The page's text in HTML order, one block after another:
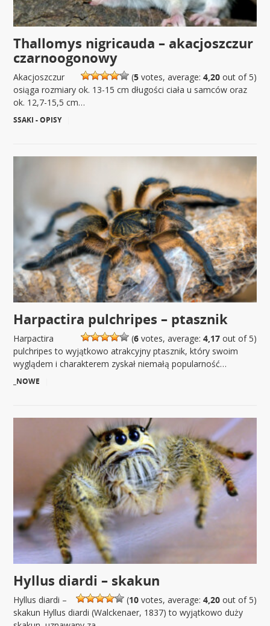
Thallomys nigricauda – akacjoszczur
czarnoogonowy
(5votes, average: 4,20out of 5)
Akacjoszczur
osiąga rozmiary ok. 13-15 cm długości ciała u samców oraz
ok. 12,7-15,5 cm…
SSAKI - OPISY
Harpactira pulchripes – ptasznik
(6votes, average: 4,17out of 5)
Harpactira
pulchripes to wyjątkowo atrakcyjny ptasznik, który swoim
wyglądem i charakterem zyskał niemałą popularność…
_NOWE
Hyllus diardi – skakun
(10votes, average: 4,20out of 5)
Hyllus diardi –
skakun Hyllus diardi (Walckenaer, 1837) to wyjątkowo duży